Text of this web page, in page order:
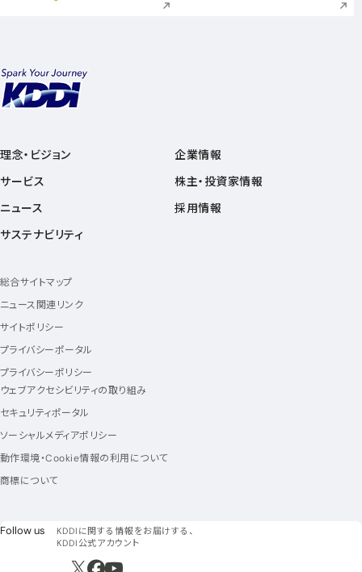
理念・ビジョン
サービス
ニュース
サステナビリティ
企業情報
株主・投資家情報
採用情報
総合サイトマップ
ニュース関連リンク
サイトポリシー
プライバシーポータル
プライバシーポリシー
ウェブアクセシビリティの取り組み
セキュリティポータル
ソーシャルメディアポリシー
動作環境・Cookie情報の利用について
商標について
Follow us フォローアス
KDDIに関する情報をお届けする、
KDDI公式アカウント